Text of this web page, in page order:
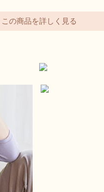
この商品を詳しく見る